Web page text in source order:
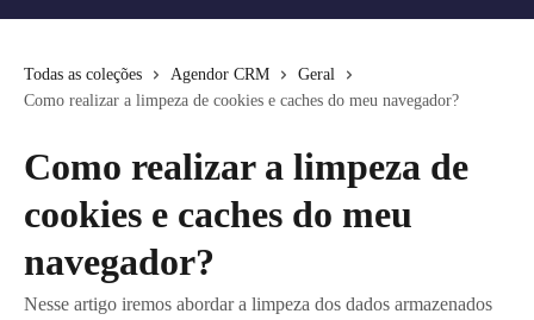
Todas as coleções Agendor CRM
Geral
Como realizar a limpeza de cookies e caches do meu navegador?
Como realizar a limpeza de
cookies e caches do meu
navegador?
Nesse artigo iremos abordar a limpeza dos dados armazenados